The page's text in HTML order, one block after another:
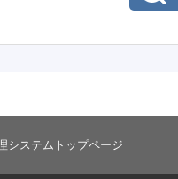
システムトップページ